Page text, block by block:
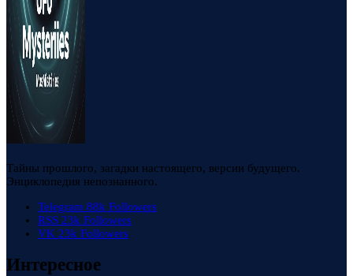
Тайны прошлого, загадки настоящего, версии будущего.
Энциклопедия непознанного.
Telegram 88k Followers
RSS 23k Followers
VK 23k Followers
Интересное